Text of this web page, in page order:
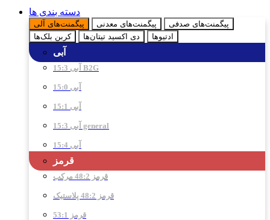
دسته بندی ها
پیگمنت‌های آلی پیگمنت‌های معدنی
پیگمنت‌های صدفی
کربن بلک‌ها
دی اکسید تیتان‌ها ادتیو‌ها
آبی
آبی 15:3 B2G
آبی 15:0
آبی 15:1
آبی 15:3 general
آبی 15:4
قرمز
قرمز 48:2 مرکب
قرمز 48:2 پلاستیک
قرمز 53:1